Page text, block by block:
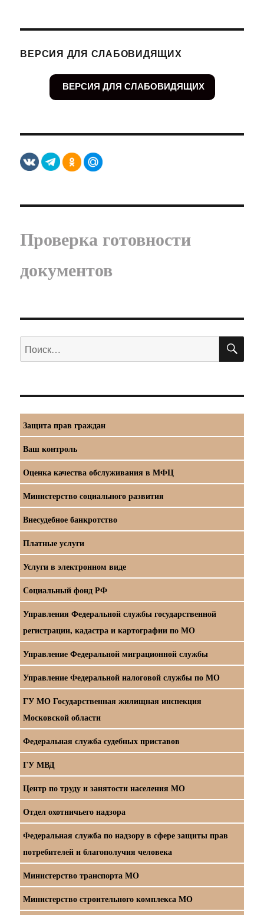
ВЕРСИЯ ДЛЯ СЛАБОВИДЯЩИХ
ВЕРСИЯ ДЛЯ СЛАБОВИДЯЩИХ
Проверка готовности
документов
Искать:
Защита прав граждан
Ваш контроль
Оценка качества обслуживания в МФЦ
Министерство социального развития
Внесудебное банкротство
Платные услуги
Услуги в электронном виде
Социальный фонд РФ
Управления Федеральной службы государственной
регистрации, кадастра и картографии по МО
Управление Федеральной миграционной службы
Управление Федеральной налоговой службы по МО
ГУ МО Государственная жилищная инспекция
Московской области
Федеральная служба судебных приставов
ГУ МВД
Центр по труду и занятости населения МО
Отдел охотничьего надзора
Федеральная служба по надзору в сфере защиты прав
потребителей и благополучия человека
Министерство транспорта МО
Министерство строительного комплекса МО